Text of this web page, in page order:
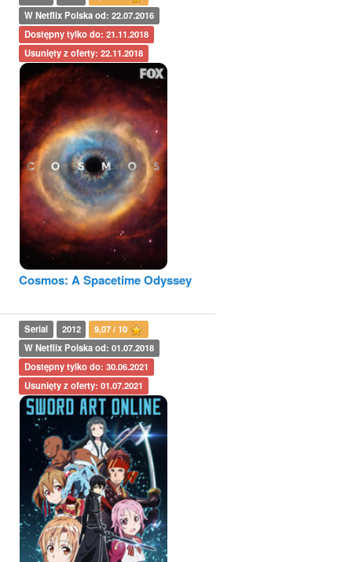
W Netflix Polska od: 22.07.2016
Dostępny tylko do: 21.11.2018
Usunięty z oferty: 22.11.2018
Cosmos: A Spacetime Odyssey
Serial 2012
9,07 / 10
W Netflix Polska od: 01.07.2018
Dostępny tylko do: 30.06.2021
Usunięty z oferty: 01.07.2021